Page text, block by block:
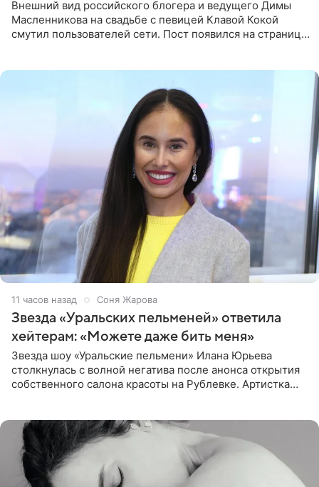
Внешний вид российского блогера и ведущего Димы
Масленникова на свадьбе с певицей Клавой Кокой
смутил пользователей сети. Пост появился на странице
11 часов назад Соня Жарова
Звезда «Уральских пельменей» ответила
хейтерам: «Можете даже бить меня»
Звезда шоу «Уральские пельмени» Илана Юрьева
столкнулась с волной негатива после анонса открытия
собственного салона красоты на Рублевке. Артистка